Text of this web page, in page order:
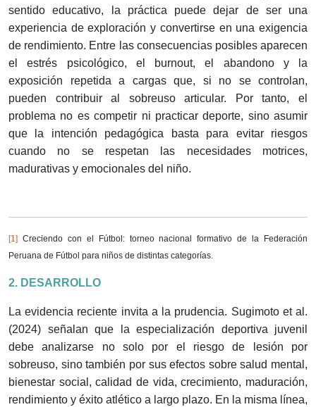
sentido educativo, la práctica puede dejar de ser una
experiencia de exploración y convertirse en una exigencia
de rendimiento. Entre las consecuencias posibles aparecen
el estrés psicológico, el burnout, el abandono y la
exposición repetida a cargas que, si no se controlan,
pueden contribuir al sobreuso articular. Por tanto, el
problema no es competir ni practicar deporte, sino asumir
que la intención pedagógica basta para evitar riesgos
cuando no se respetan las necesidades motrices,
madurativas y emocionales del niño.
[1] Creciendo con el Fútbol: torneo nacional formativo de la Federación
Peruana de Fútbol para niños de distintas categorías.
2. DESARROLLO
La evidencia reciente invita a la prudencia. Sugimoto et al.
(2024) señalan que la especialización deportiva juvenil
debe analizarse no solo por el riesgo de lesión por
sobreuso, sino también por sus efectos sobre salud mental,
bienestar social, calidad de vida, crecimiento, maduración,
rendimiento y éxito atlético a largo plazo. En la misma línea,